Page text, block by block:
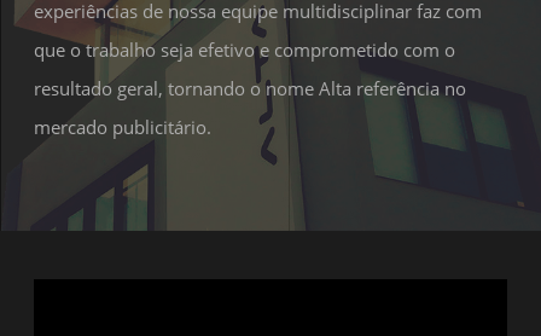
experiências de nossa equipe multidisciplinar faz com
que o trabalho seja efetivo e comprometido com o
resultado geral, tornando o nome Alta referência no
mercado publicitário.